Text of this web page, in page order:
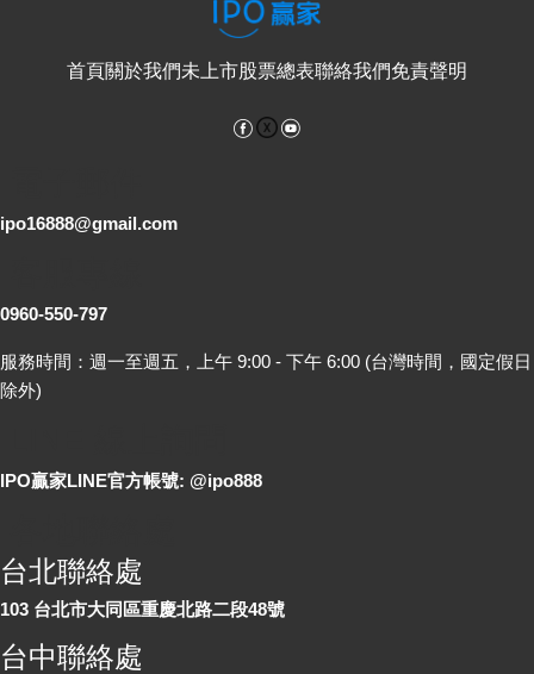
首頁關於我們未上市股票總表聯絡我們免責聲明
Facebook
ipo16888@gmail.com
0960-550-797
服務時間：週一至週五，上午 9:00 - 下午 6:00 (台灣時間，國定假日
除外)
IPO贏家LINE官方帳號: @ipo888
台北聯絡處
103 台北市大同區重慶北路二段48號
台中聯絡處